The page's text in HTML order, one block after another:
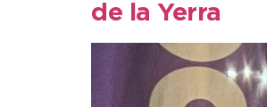
de la Yerra